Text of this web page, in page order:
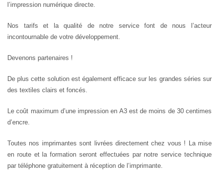
l’impression numérique directe.
Nos tarifs et la qualité de notre service font de nous l’acteur
incontournable de votre développement.
Devenons partenaires !
De plus cette solution est également efficace sur les grandes séries sur
des textiles clairs et foncés.
Le coût maximum d’une impression en A3 est de moins de 30 centimes
d’encre.
Toutes nos imprimantes sont livrées directement chez vous ! La mise
en route et la formation seront effectuées par notre service technique
par téléphone gratuitement à réception de l’imprimante.